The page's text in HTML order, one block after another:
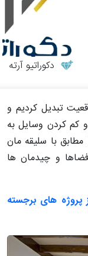
دکوراتیو آرته
تبديل كرديم و
كم كردن وسایل به
با سليقه مان
و چيدمان ها
پروژه های برجسته